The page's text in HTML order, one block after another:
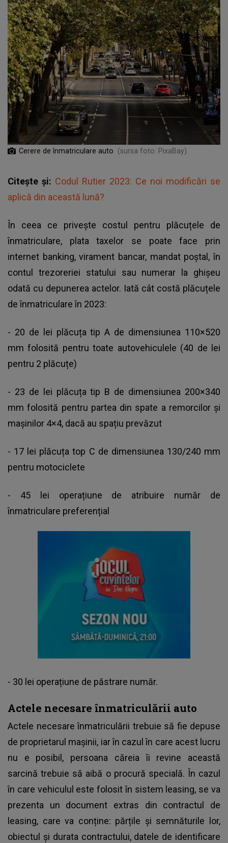
Cerere de înmatriculare auto (sursa foto: PixaBay)
Citește și: Codul Rutier 2023: Ce noi modificări se
aplică din această lună?
În ceea ce privește costul pentru plăcuțele de
înmatriculare, plata taxelor se poate face prin
internet banking, virament bancar, mandat poștal, în
contul trezoreriei statului sau numerar la ghișeu
odată cu depunerea actelor. Iată cât costă plăcuțele
de înmatriculare în 2023:
- 20 de lei plăcuța tip A de dimensiunea 110×520
mm folosită pentru toate autovehiculele (40 de lei
pentru 2 plăcuțe)
- 23 de lei plăcuța tip B de dimensiunea 200×340
mm folosită pentru partea din spate a remorcilor și
mașinilor 4×4, dacă au spațiu prevăzut
- 17 lei plăcuța top C de dimensiunea 130/240 mm
pentru motociclete
- 45 lei operațiune de atribuire număr de
înmatriculare preferențial
- 30 lei operațiune de păstrare număr.
Actele necesare înmatriculării auto
Actele necesare înmatriculării trebuie să fie depuse
de proprietarul mașinii, iar în cazul în care acest lucru
nu e posibil, persoana căreia îi revine această
sarcină trebuie să aibă o procură specială. În cazul
în care vehiculul este folosit în sistem leasing, se va
prezenta un document extras din contractul de
leasing, care va conține: părțile și semnăturile lor,
obiectul și durata contractului, datele de identificare